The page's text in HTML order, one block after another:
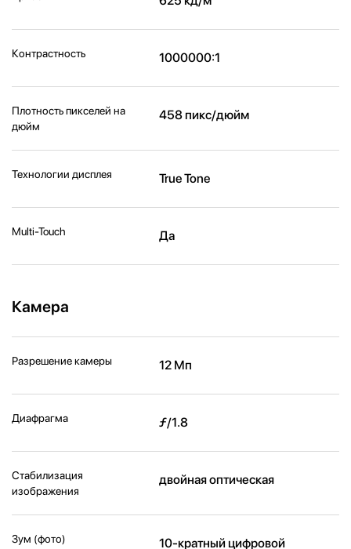
Контрастность 1000000:1
Плотность пикселей на
дюйм
458 пикс/дюйм
Технологии дисплея True Tone
Multi-Touch Да
Камера
Разрешение камеры 12 Мп
Диафрагма ƒ/1.8
Стабилизация
изображения
двойная оптическая
Зум (фото)
10-кратный цифровой